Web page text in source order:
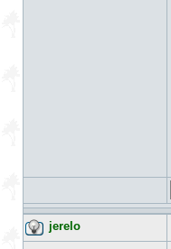
jerelo